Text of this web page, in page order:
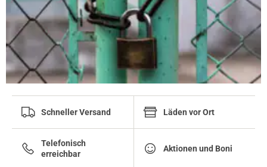
Schneller Versand Läden vor Ort
Telefonisch
erreichbar
Aktionen und Boni